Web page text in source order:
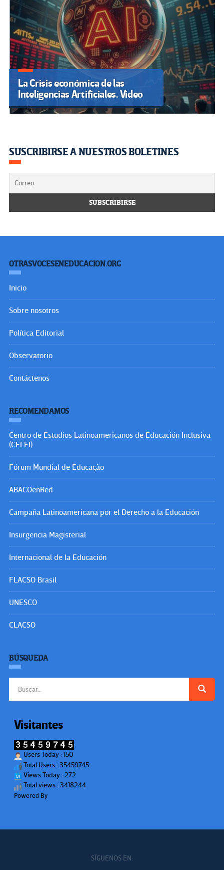
La Crisis económica de las
Inteligencias Artificiales. Video
SUSCRIBIRSE A NUESTROS BOLETINES
OTRASVOCESENEDUCACION.ORG
Inicio
Sobre nosotros
Política Editorial
Observatorio
Contáctenos
RECOMENDAMOS
Centro de Estudios Latinoamericanos de Educación Inclusiva
(CELEI)
Fórum Mundial de Educação
ABACOenRed
Campaña Latinoamericana por el Derecho a la Educación
Insurgencia Magisterial
Internacional de la Educación
FLACSO Brasil
UNESCO
CLACSO
BÚSQUEDA
Visitantes
Users Today : 150
Total Users : 35459745
Views Today : 272
Total views : 3418244
Powered By
SÍGUENOS EN: